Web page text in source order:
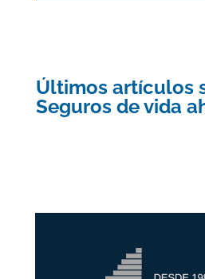
Últimos artículos
Seguros de vida